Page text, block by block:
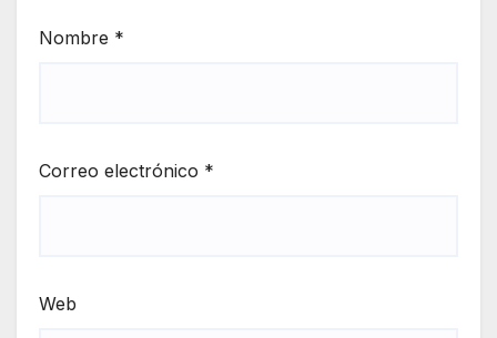
Nombre *
Correo electrónico *
Web